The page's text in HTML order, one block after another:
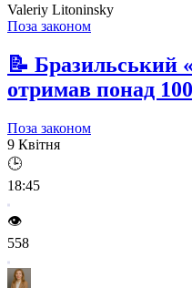
Valeriy Litoninsky
Поза законом
📝 Бразильський
отримав понад
Поза законом
9 Квітня
🕒
18:45
👁️
558